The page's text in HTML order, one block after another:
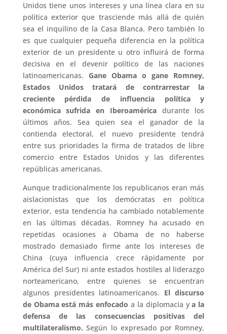
Unidos tiene unos intereses y una línea clara en su
política exterior que trasciende más allá de quién
sea el inquilino de la Casa Blanca. Pero también lo
es que cualquier pequeña diferencia en la política
exterior de un presidente u otro influirá de forma
decisiva en el devenir político de las naciones
latinoamericanas. Gane Obama o gane Romney,
Estados Unidos tratará de contrarrestar la
creciente pérdida de influencia política y
económica sufrida en Iberoaméricadurante los
últimos años. Sea quien sea el ganador de la
contienda electoral, el nuevo presidente tendrá
entre sus prioridades la firma de tratados de libre
comercio entre Estados Unidos y las diferentes
repúblicas americanas.
Aunque tradicionalmente los republicanos eran más
aislacionistas que los demócratas en política
exterior, esta tendencia ha cambiado notablemente
en las últimas décadas. Romney ha acusado en
repetidas ocasiones a Obama de no haberse
mostrado demasiado firme ante los intereses de
China (cuya influencia crece rápidamente por
América del Sur) ni ante estados hostiles al liderazgo
norteamericano, entre quienes se encuentran
algunos presidentes latinoamericanos. El discurso
de Obama está más enfocado a la diplomacia ya la
defensa de las consecuencias positivas del
multilateralismo. Según lo expresado por Romney,